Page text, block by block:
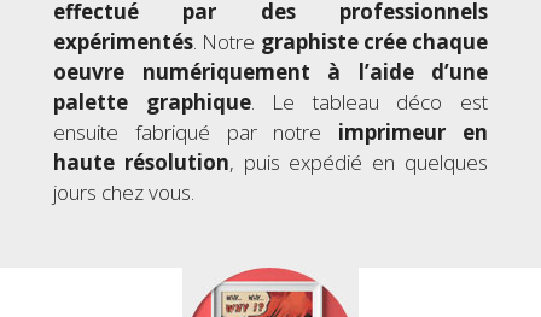
effectué par des professionnels
expérimentés. Notre graphiste crée chaque
oeuvre numériquement à l’aide d’une
palette graphique. Le tableau déco est
ensuite fabriqué par notre imprimeur en
haute résolution, puis expédié en quelques
jours chez vous.